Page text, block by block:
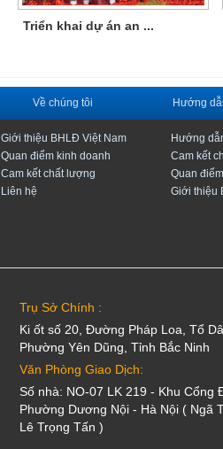
Triển khai dự án an ...
Về chúng tôi Hướng
Giới thiệu BHLĐ Việt Nam
Quan điểm kinh doanh
Cam kết chất lượng
Liên hệ
Hướng
Cam kết
Quan
Giới thiệu
Trụ Sở Chính :
Ki ốt số 20, Đường Pháp Loa, Tổ
Phường Yên Dũng, Tỉnh Bắc Ninh
Văn Phòng Giao Dịch:
Số nhà: NO-07 LK 219 - Khu Cổng
Phường Dương Nội - Hà Nội ( Ngã
Lê Trọng Tấn )